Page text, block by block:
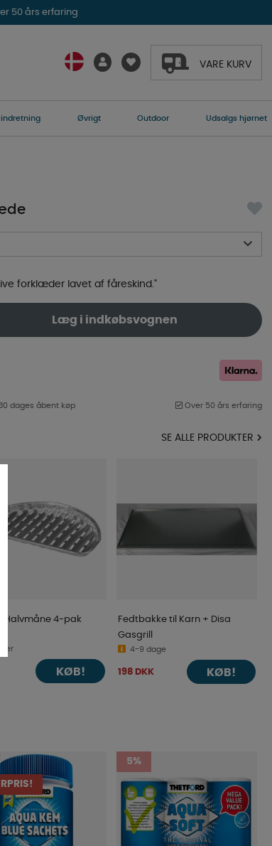
50 års erfaring
VARE KURV
indretning Øvrigt Outdoor Udsalgs hjørnet
forklæder lavet af fåreskind."
Læg i indkøbsvognen
dages åbent køp Over 50 års erfaring
SE ALLE PRODUKTER
Halvmåne 4-pak
KØB!
Fedtbakke til Karn + Disa
Gasgrill
4-9 dage
198 DKK KØB!
5%